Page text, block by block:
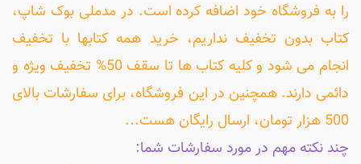
را به فروشگاه خود اضافه کرده است. در مدملی بوک شاپ،
کتاب بدون تخفیف نداریم، خرید همه کتابها با تخفیف
انجام می شود و کلیه کتاب ها تا سقف 50% تخفیف ویژه و
دائمی دارند. همچنین در این فروشگاه، برای سفارشات بالای
500 هزار تومان، ارسال رایگان هست...
چند نکته مهم در مورد سفارشات شما: